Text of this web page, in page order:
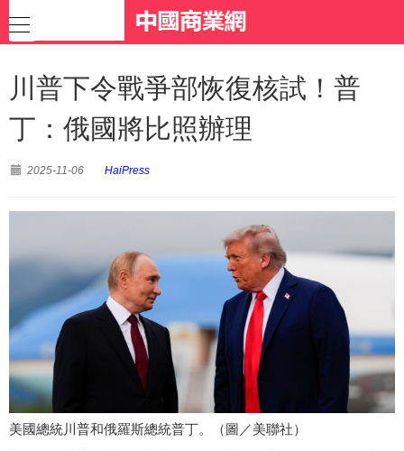
川普下令戰爭部恢復核試！普
丁：俄國將比照辦理
2025-11-06 HaiPress
美國總統川普和俄羅斯總統普丁。（圖／美聯社）